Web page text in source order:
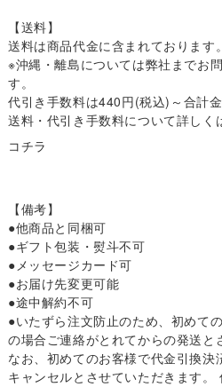
【送料】
送料は商品代金に含まれております。
※沖縄・離島については弊社までお
す。
代引き手数料は440円(税込)～合計
送料・代引き手数料について詳しく
コチラ
【備考】
●他商品と同梱可
●ギフト包装・熨斗不可
●メッセージカード可
●お届け先変更可能
●途中解約不可
●いたずら注文防止のため、初めて
の場合ご連絡がとれてからの発送と
なお、初めてのお客様で代金引換決
キャンセルとさせていただきます。